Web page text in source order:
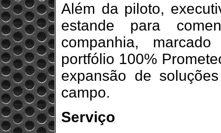
Além da piloto,
estande para
companhia,
portfólio 100%
expansão de
campo.
Serviço